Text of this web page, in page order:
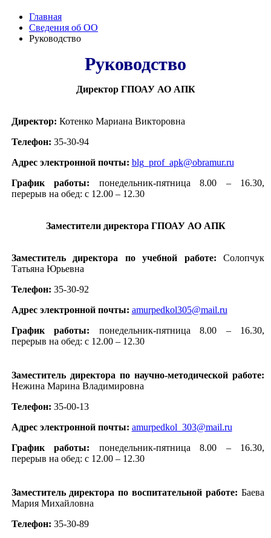
Главная
Сведения об ОО
Руководство
Руководство
Директор ГПОАУ АО АПК
Директор: Котенко Мариана Викторовна
Телефон: 35-30-94
Адрес электронной почты: blg_prof_apk@obramur.ru
График работы: понедельник-пятница 8.00 – 16.30,
перерыв на обед: с 12.00 – 12.30
Заместители директора ГПОАУ АО АПК
Заместитель директора по учебной работе: Солопчук
Татьяна Юрьевна
Телефон: 35-30-92
Адрес электронной почты: amurpedkol305@mail.ru
График работы: понедельник-пятница 8.00 – 16.30,
перерыв на обед: с 12.00 – 12.30
Заместитель директора по научно-методической работе:
Нежина Марина Владимировна
Телефон: 35-00-13
Адрес электронной почты: amurpedkol_303@mail.ru
График работы: понедельник-пятница 8.00 – 16.30,
перерыв на обед: с 12.00 – 12.30
Заместитель директора по воспитательной работе: Баева
Мария Михайловна
Телефон: 35-30-89